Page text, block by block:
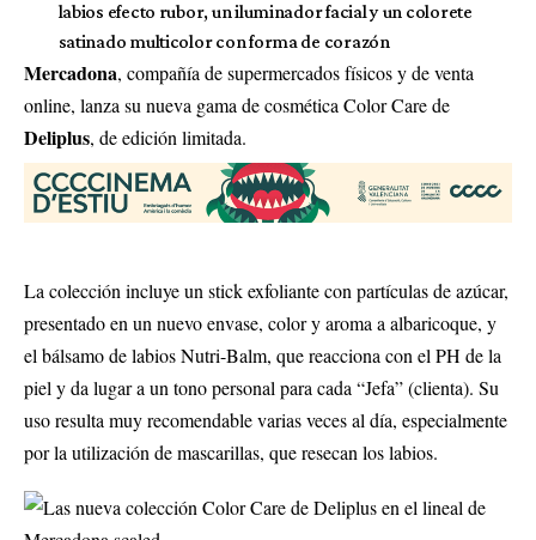
labios efecto rubor, un iluminador facial y un colorete
satinado multicolor con forma de corazón
Mercadona, compañía de supermercados físicos y de venta
online, lanza su nueva gama de cosmética Color Care de
Deliplus, de edición limitada.
La colección incluye un stick exfoliante con partículas de azúcar,
presentado en un nuevo envase, color y aroma a albaricoque, y
el bálsamo de labios Nutri-Balm, que reacciona con el PH de la
piel y da lugar a un tono personal para cada “Jefa” (clienta). Su
uso resulta muy recomendable varias veces al día, especialmente
por la utilización de mascarillas, que resecan los labios.